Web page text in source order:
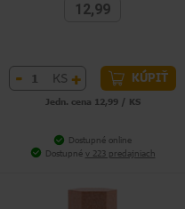
12,99
- KS + KÚPIŤ
Jedn. cena 12,99 / KS
Dostupné online
Dostupné v 223 predajniach